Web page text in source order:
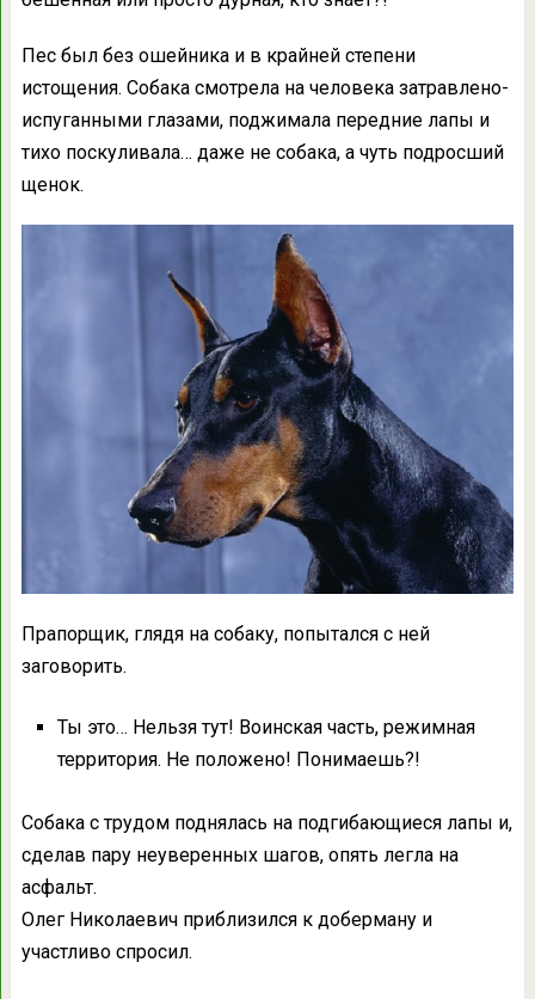
Пес был без ошейника и в крайней степени
истощения. Собака смотрела на человека затравлено-
испуганными глазами, поджимала передние лапы и
тихо поскуливала… даже не собака, а чуть подросший
щенок.
Прапорщик, глядя на собаку, попытался с ней
заговорить.
Ты это… Нельзя тут! Воинская часть, режимная
территория. Не положено! Понимаешь?!
Собака с трудом поднялась на подгибающиеся лапы и,
сделав пару неуверенных шагов, опять легла на
асфальт.
Олег Николаевич приблизился к доберману и
участливо спросил.